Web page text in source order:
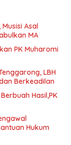
Asal
MA
PK Muharomi
LBH
Berkeadilan
Hasil,PK
Hukum